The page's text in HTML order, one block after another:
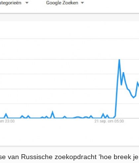
van Russische zoekopdracht ‘hoe breek je